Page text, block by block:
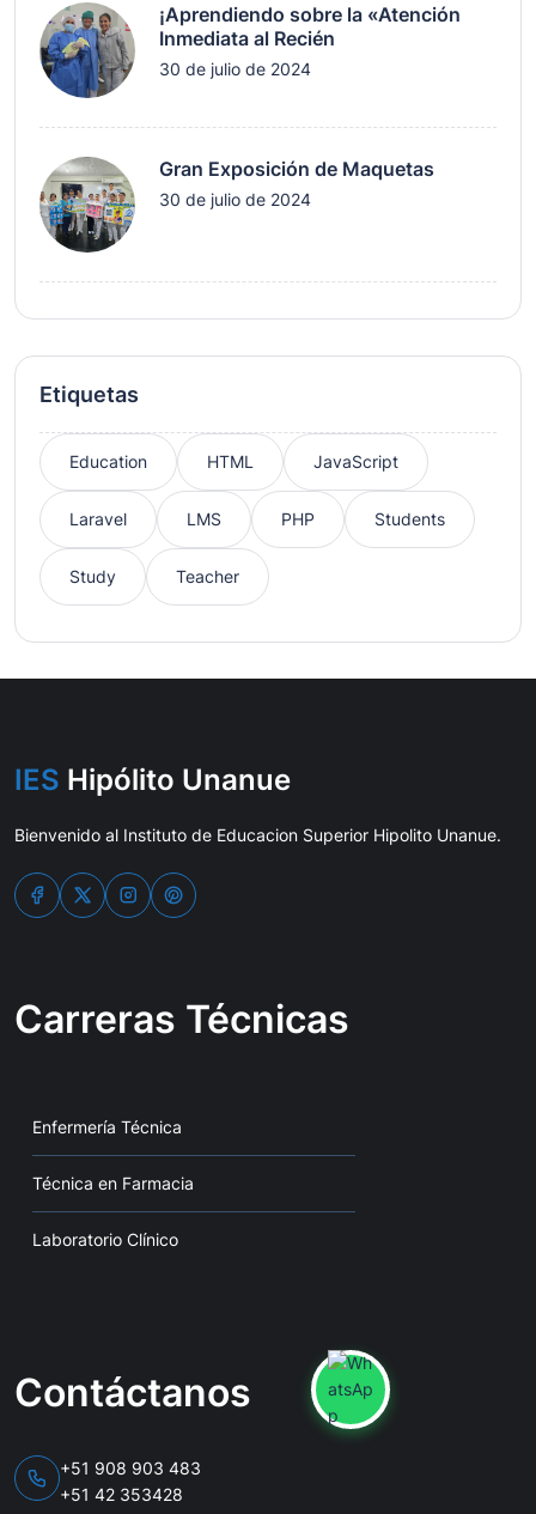
¡Aprendiendo sobre la «Atención
Inmediata al Recién
30 de julio de 2024
Gran Exposición de Maquetas
30 de julio de 2024
Etiquetas
Education HTML JavaScript
Laravel LMS PHP Students
Study Teacher
IES Hipólito Unanue
Bienvenido al Instituto de Educacion Superior Hipolito Unanue.
Carreras Técnicas
Enfermería Técnica
Técnica en Farmacia
Laboratorio Clínico
Contáctanos
+51 908 903 483
+51 42 353428